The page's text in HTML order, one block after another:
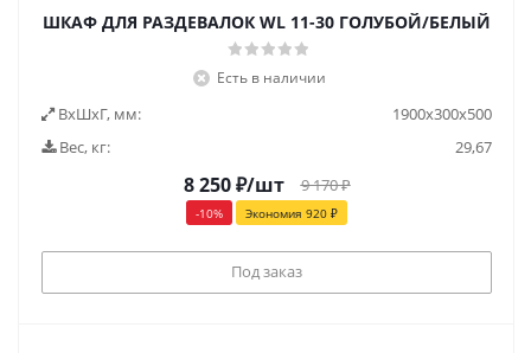
ШКАФ ДЛЯ РАЗДЕВАЛОК WL 11-30 ГОЛУБОЙ/БЕЛЫЙ
Есть в наличии
ВxШxГ, мм:
1900x300x500
Вес, кг:
29,67
8 250₽/шт 9 170₽
-10% Экономия 920 ₽
Под заказ